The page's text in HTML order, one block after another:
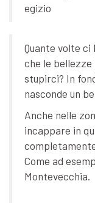
egizio
Quante volte ci
che le
stupirci? In
nasconde un
Anche nelle
incappare in
Come ad
Montevecchia.